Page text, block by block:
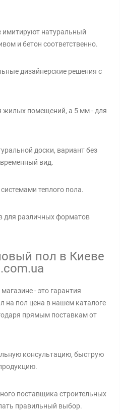
имитируют натуральный
и бетон соответственно.
дизайнерские решения с
жилых помещений, а 5 мм - для
доски, вариант без
вид.
теплого пола.
для различных форматов
пол в Киеве
- это гарантия
на пол цена в нашем каталоге
прямым поставкам от
консультацию, быструю
поставщика строительных
правильный выбор.